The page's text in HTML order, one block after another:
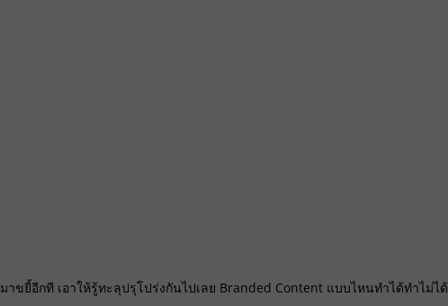
มาขยี้อีกที เอาให้รู้ทะลุปรุโปร่งกันไปเลย Branded Content แบบไหนทำได้ทำไม่ได้